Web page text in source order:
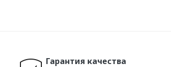
Гарантия качества